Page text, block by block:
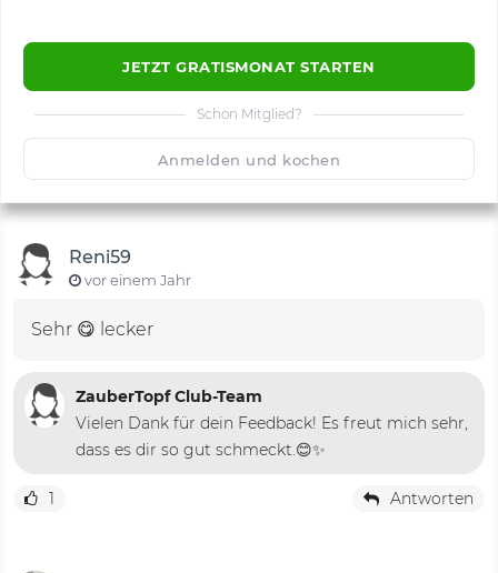
JETZT GRATISMONAT STARTEN
Schon Mitglied?
Anmelden und kochen
🙂 Speichern
Reni59
vor einem Jahr
Sehr 😋 lecker
ZauberTopf Club-Team
Vielen Dank für dein Feedback! Es freut mich sehr,
dass es dir so gut schmeckt.😊✨
1 Antworten